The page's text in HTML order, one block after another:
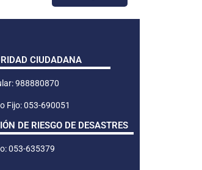
CIUDADANA
988880870
Fijo: 053-690051
DE RIESGO DE DESASTRES
053-635379